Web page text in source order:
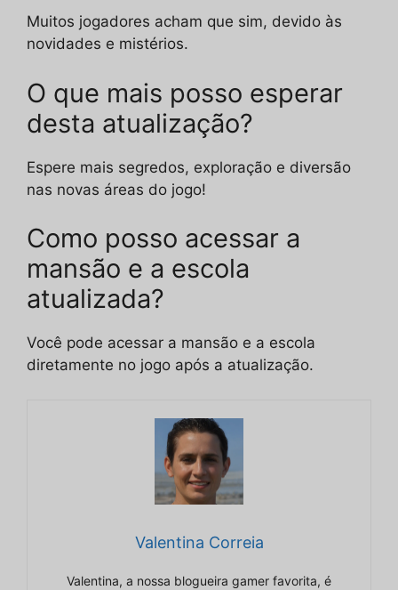
Muitos jogadores acham que sim, devido às
novidades e mistérios.
O que mais posso esperar
desta atualização?
Espere mais segredos, exploração e diversão
nas novas áreas do jogo!
Como posso acessar a
mansão e a escola
atualizada?
Você pode acessar a mansão e a escola
diretamente no jogo após a atualização.
Valentina Correia
Valentina, a nossa blogueira gamer favorita, é